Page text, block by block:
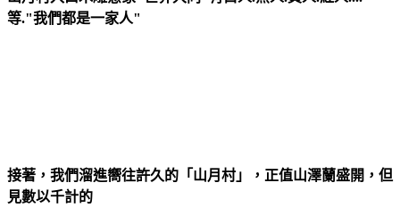
等."我們都是一家人"
接著，我們溜進嚮往許久的「山月村」，正值山澤蘭盛開，但
見數以千計的